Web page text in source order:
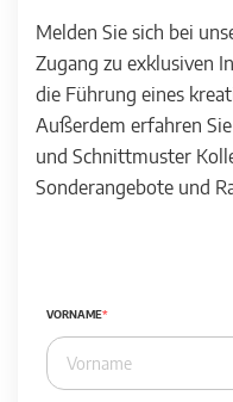
Melden Sie sich bei
Zugang zu exklusiven
die Führung eines
Außerdem erfahren
und Schnittmuster
Sonderangebote und
VORNAME